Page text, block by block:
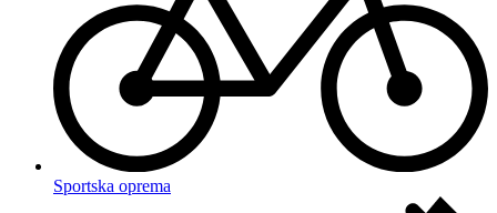
Sportska oprema